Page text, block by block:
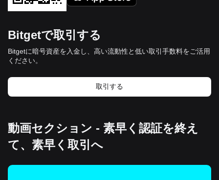
Bitgetで取引する
Bitgetに暗号資産を入金し、高い流動性と低い取引手数料をご活用
ください。
取引する
動画セクション - 素早く認証を終え
て、素早く取引へ